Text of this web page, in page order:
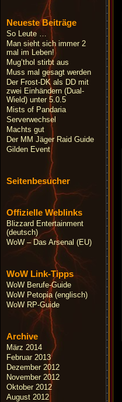
Neueste Beiträge
So Leute …
Man sieht sich immer 2
mal im Leben!
Mug’thol stirbt aus
Muss mal gesagt werden
Der Frost-DK als DD mit
zwei Einhändern (Dual-
Wield) unter 5.0.5
Mists of Pandaria
Serverwechsel
Machts gut
Der MM Jäger Raid Guide
Gilden Event
Seitenbesucher
Offizielle Weblinks
Blizzard Entertainment
(deutsch)
WoW – Das Arsenal (EU)
WoW Link-Tipps
WoW Berufe-Guide
WoW Petopia (englisch)
WoW RP-Guide
Archive
März 2014
Februar 2013
Dezember 2012
November 2012
Oktober 2012
August 2012